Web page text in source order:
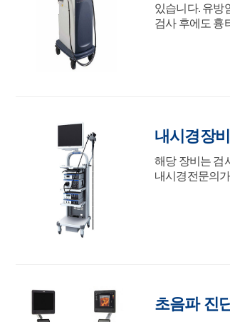
있습니다. 유방
검사 후에도 흉
내시경장
해당 장비는 검
내시경전문의
초음파 진